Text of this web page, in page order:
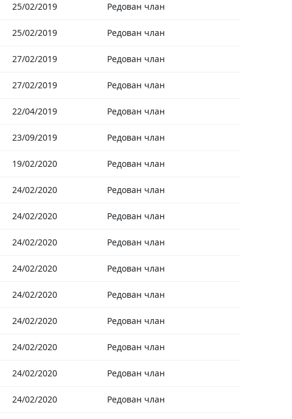
25/02/2019 Редован члан
25/02/2019 Редован члан
27/02/2019 Редован члан
27/02/2019 Редован члан
22/04/2019 Редован члан
23/09/2019 Редован члан
19/02/2020 Редован члан
24/02/2020 Редован члан
24/02/2020 Редован члан
24/02/2020 Редован члан
24/02/2020 Редован члан
24/02/2020 Редован члан
24/02/2020 Редован члан
24/02/2020 Редован члан
24/02/2020 Редован члан
24/02/2020 Редован члан